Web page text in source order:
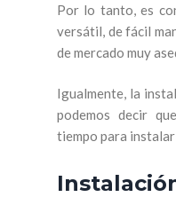
Por lo tanto, es
versátil, de fácil
de mercado muy
Igualmente, la
podemos decir
tiempo para